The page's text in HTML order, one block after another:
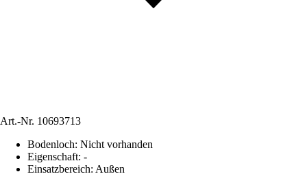
Art.-Nr. 10693713
Bodenloch: Nicht vorhanden
Eigenschaft: -
Einsatzbereich: Außen